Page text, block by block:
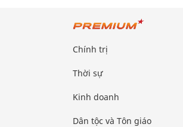
Chính trị
Thời sự
Kinh doanh
Dân tộc và Tôn giáo